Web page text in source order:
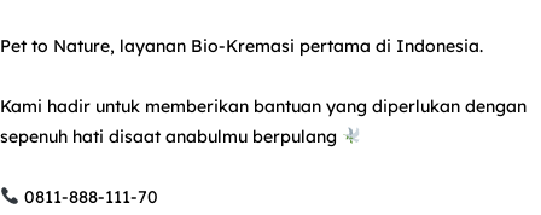
Pet to Nature, layanan Bio-Kremasi pertama di Indonesia.
Kami hadir untuk memberikan bantuan yang diperlukan dengan
sepenuh hati disaat anabulmu berpulang
0811-888-111-70